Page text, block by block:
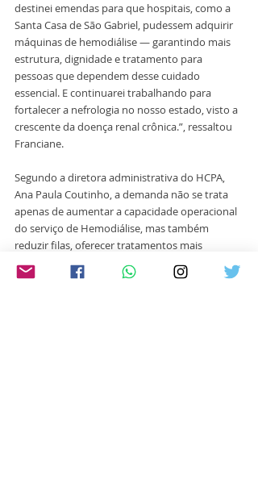
destinei emendas para que hospitais, como a
Santa Casa de São Gabriel, pudessem adquirir
máquinas de hemodiálise — garantindo mais
estrutura, dignidade e tratamento para
pessoas que dependem desse cuidado
essencial. E continuarei trabalhando para
fortalecer a nefrologia no nosso estado, visto a
crescente da doença renal crônica.”, ressaltou
Franciane.
Segundo a diretora administrativa do HCPA,
Ana Paula Coutinho, a demanda não se trata
apenas de aumentar a capacidade operacional
do serviço de Hemodiálise, mas também
reduzir filas, oferecer tratamentos mais
eficientes e ampliar o alcance dos
atendimentos renais no Rio Grande do Sul.